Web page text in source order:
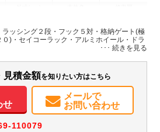
－
ィンドウ エアバッグ
アルミホイール
ー ETC
バックモニター
ッシング２段・フック５対・格納ゲート(極
)・セイコーラック・アルミホイール・ドラ
見積金額を知りたい方はこちら
せ
メールで
お問い合わせ
110079